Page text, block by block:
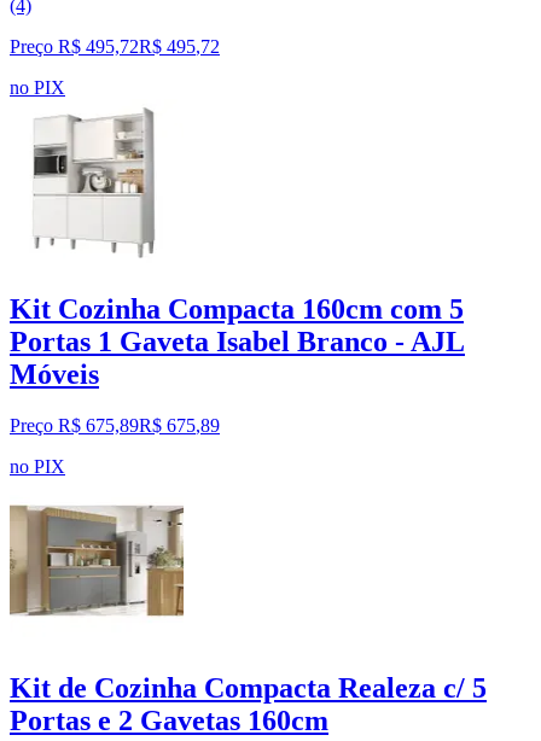
(4)
Preço R$ 495,72R$ 495,72
no PIX
Kit Cozinha Compacta 160cm com 5
Portas 1 Gaveta Isabel Branco - AJL
Móveis
Preço R$ 675,89R$ 675,89
no PIX
Kit de Cozinha Compacta Realeza c/ 5
Portas e 2 Gavetas 160cm